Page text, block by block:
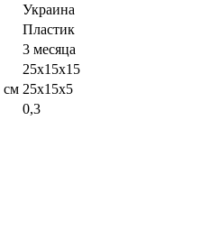
Украина
Пластик
3 месяца
25х15х15
см 25х15х5
0,3